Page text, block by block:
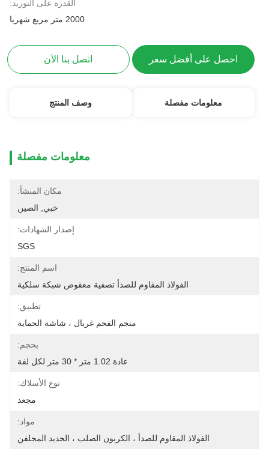
القدرة على التوريد:
2000 متر مربع شهريا
احصل على أفضل سعر اتصل بنا الآن
معلومات مفصلة وصف المنتج
معلومات مفصلة
مكان المنشأ:
خبي, الصين
إصدار الشهادات:
SGS
اسم المنتج:
الفولاذ المقاوم للصدأ تصفية معقوص شبكة سلكية
تطبيق:
منجم الفحم غربال ، شاشة الحماية
بحجم:
عادة 1.02 متر * 30 متر لكل لفة
نوع الأسلاك:
مجعد
مواد:
الفولاذ المقاوم للصدأ ، الكربون الصلب ، الحديد المجلفن